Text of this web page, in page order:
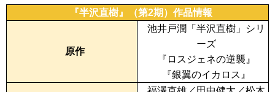
『半沢直樹』（第2期）作品情報
原作
池井戸潤「半沢直樹」シリ
ーズ
『ロスジェネの逆襲』
『銀翼のイカロス』